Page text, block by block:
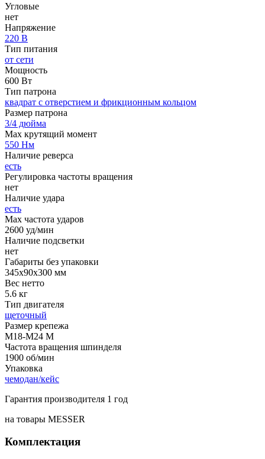
Угловые
нет
Напряжение
220 В
Тип питания
от сети
Мощность
600 Вт
Тип патрона
квадрат с отверстием и фрикционным кольцом
Размер патрона
3/4 дюйма
Max крутящий момент
550 Нм
Наличие реверса
есть
Регулировка частоты вращения
нет
Наличие удара
есть
Мах частота ударов
2600 уд/мин
Наличие подсветки
нет
Габариты без упаковки
345х90х300 мм
Вес нетто
5.6 кг
Тип двигателя
щеточный
Размер крепежа
М18-М24 М
Частота вращения шпинделя
1900 об/мин
Упаковка
чемодан/кейс
Гарантия производителя 1 год
на товары MESSER
Комплектация